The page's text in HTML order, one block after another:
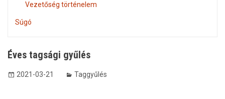
Vezetőség történelem
Súgó
Éves tagsági gyűlés
2021-03-21 Taggyűlés